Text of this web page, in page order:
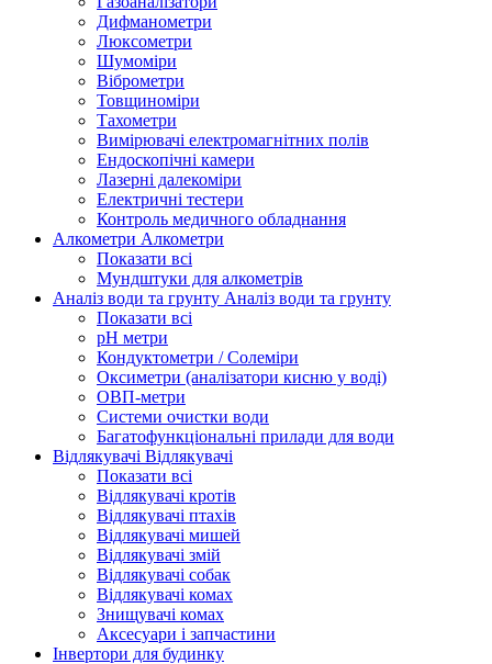
Дифманометри
Люксометри
Шумоміри
Віброметри
Товщиноміри
Тахометри
Вимірювачі електромагнітних полів
Ендоскопічні камери
Лазерні далекоміри
Електричні тестери
Контроль медичного обладнання
Алкометри Алкометри
Показати всі
Мундштуки для алкометрів
Аналіз води та грунту Аналіз води та грунту
Показати всі
рН метри
Кондуктометри / Солеміри
Оксиметри (аналізатори кисню у воді)
ОВП-метри
Системи очистки води
Багатофункціональні прилади для води
Відлякувачі Відлякувачі
Показати всі
Відлякувачі кротів
Відлякувачі птахів
Відлякувачі мишей
Відлякувачі змій
Відлякувачі собак
Відлякувачі комах
Знищувачі комах
Аксесуари і запчастини
Інвертори для будинку